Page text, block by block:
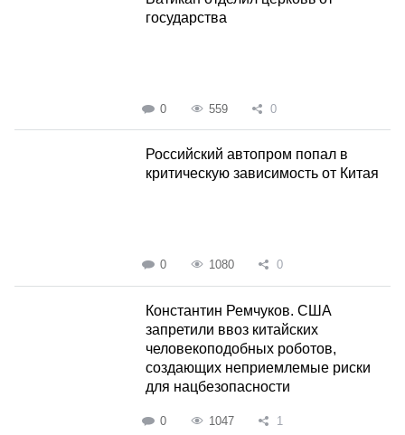
государства
0 559 0
Российский автопром попал в
критическую зависимость от Китая
0 1080 0
Константин Ремчуков. США
запретили ввоз китайских
человекоподобных роботов,
создающих неприемлемые риски
для нацбезопасности
0 1047 1